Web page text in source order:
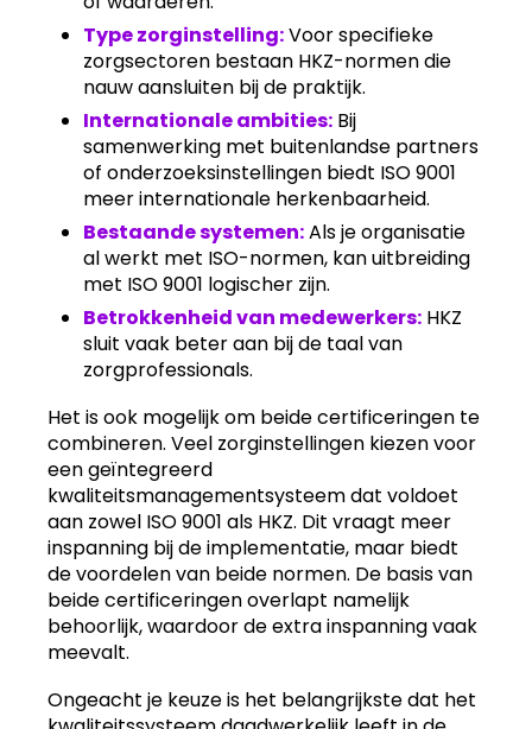
Type zorginstelling:Voor specifieke
zorgsectoren bestaan HKZ-normen die
nauw aansluiten bij de praktijk.
Internationale ambities: Bij
samenwerking met buitenlandse partners
of onderzoeksinstellingen biedt ISO 9001
meer internationale herkenbaarheid.
Bestaande systemen:Als je organisatie
al werkt met ISO-normen, kan uitbreiding
met ISO 9001 logischer zijn.
Betrokkenheid van medewerkers: HKZ
sluit vaak beter aan bij de taal van
zorgprofessionals.
Het is ook mogelijk om beide certificeringen te
combineren. Veel zorginstellingen kiezen voor
een geïntegreerd
kwaliteitsmanagementsysteem dat voldoet
aan zowel ISO 9001 als HKZ. Dit vraagt meer
inspanning bij de implementatie, maar biedt
de voordelen van beide normen. De basis van
beide certificeringen overlapt namelijk
behoorlijk, waardoor de extra inspanning vaak
meevalt.
Ongeacht je keuze is het belangrijkste dat het